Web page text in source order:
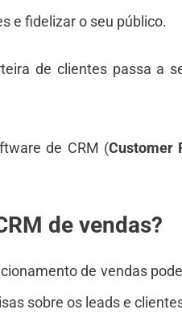
e fidelizar o seu público.
de clientes passa a
de CRM (Customer
de vendas?
de vendas
sobre os leads e